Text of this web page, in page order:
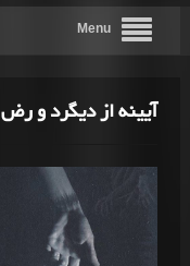
Menu
آیینه از دیگرد و رض